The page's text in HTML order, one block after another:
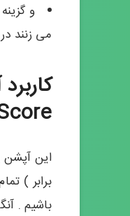
می زنند
باشیم .